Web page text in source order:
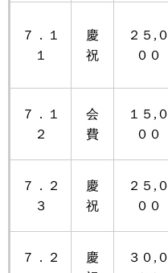
７．１
１
慶
祝
２５,０
００
７．１
２
会
費
１５,０
００
７．２
３
慶
祝
２５,０
００
７．２
慶
３０,０